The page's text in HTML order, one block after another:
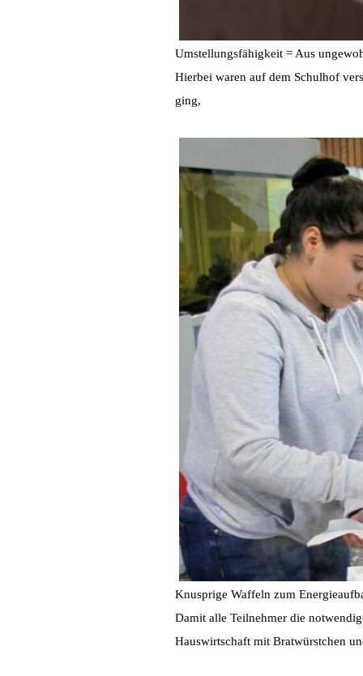
Umstellungsfähigkeit = Aus
Hierbei waren auf dem Schulhof
ging,
Knusprige Waffeln zum
Damit alle Teilnehmer die
Hauswirtschaft mit Bratwürstchen